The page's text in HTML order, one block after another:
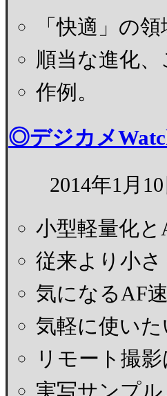
「快適」の
順当な進化
作例。
◎デジカメ
2014年1月10
小型軽量化
従来より小さ
気になるAF
気軽に使い
リモート撮
実写サンプル